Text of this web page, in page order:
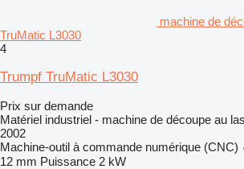
machine de
TruMatic L3030
4
Trumpf TruMatic L3030
Prix sur demande
Matériel industriel - machine de découpe au
2002
Machine-outil à commande numérique (CNC)
12 mm Puissance 2 kW